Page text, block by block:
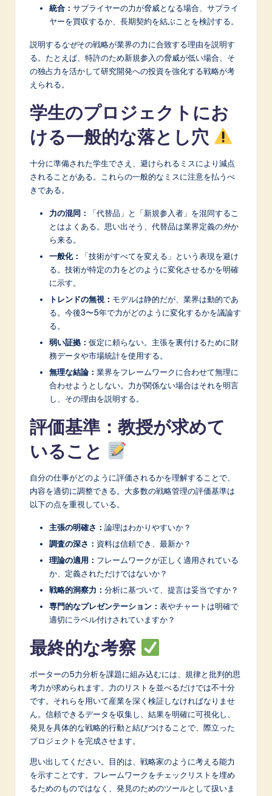
統合： サプライヤーの力が脅威となる場合、サプライ
ヤーを買収するか、長期契約を結ぶことを検討する。
説明するなぜその戦略が業界の力に合致する理由を説明す
る。たとえば、特許のため新規参入の脅威が低い場合、そ
の独占力を活かして研究開発への投資を強化する戦略が考
えられる。
学生のプロジェクトにお
ける一般的な落とし穴
十分に準備された学生でさえ、避けられるミスにより減点
されることがある。これらの一般的なミスに注意を払うべ
きである。
力の混同：
「代替品」と「新規参入者」を混同するこ
とはよくある。思い出そう、代替品は業界定義の外か
ら来る。
一般化：
「技術がすべてを変える」という表現を避け
る。技術が特定の力をどのように変化させるかを明確
に示す。
トレンドの無視： モデルは静的だが、業界は動的であ
る。今後3〜5年で力がどのように変化するかを議論す
る。
弱い証拠： 仮定に頼らない。主張を裏付けるために財
務データや市場統計を使用する。
無理な結論： 業界をフレームワークに合わせて無理に
合わせようとしない。力が関係ない場合はそれを明言
し、その理由を説明する。
評価基準：教授が求めて
いること
自分の仕事がどのように評価されるかを理解することで、
内容を適切に調整できる。大多数の戦略管理の評価基準は
以下の点を重視している。
主張の明確さ： 論理はわかりやすいか？
調査の深さ： 資料は信頼でき、最新か？
理論の適用： フレームワークが正しく適用されている
か、定義されただけではないか？
戦略的洞察力： 分析に基づいて、提言は妥当ですか？
専門的なプレゼンテーション： 表やチャートは明確で
適切にラベル付けされていますか？
最終的な考察
ポーターの5力分析を課題に組み込むには、規律と批判的思
考力が求められます。力のリストを並べるだけでは不十分
です。それらを用いて産業を深く検証しなければなりませ
ん。信頼できるデータを収集し、結果を明確に可視化し、
発見を具体的な戦略的行動と結びつけることで、際立った
プロジェクトを完成させます。
思い出してください。目的は、戦略家のように考える能力
を示すことです。フレームワークをチェックリストを埋め
るためのものではなく、発見のためのツールとして扱いま